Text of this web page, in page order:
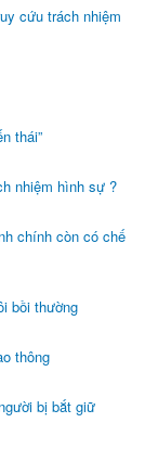
cứu trách nhiệm
thái”
nhiệm hình sự ?
chính còn có chế
bồi thường
thông
bị bắt giữ